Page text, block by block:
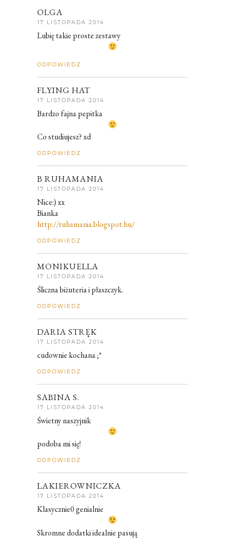
OLGA
17 LISTOPADA 2014
Lubię takie proste zestawy
ODPOWIEDZ
FLYING HAT
17 LISTOPADA 2014
Bardzo fajna pepitka
Co studiujesz? xd
ODPOWIEDZ
B RUHAMANIA
17 LISTOPADA 2014
Nice:) xx
Bianka
http://ruhamania.blogspot.hu/
ODPOWIEDZ
MONIKUELLA
17 LISTOPADA 2014
Śliczna biżuteria i płaszczyk.
ODPOWIEDZ
DARIA STRĘK
17 LISTOPADA 2014
cudownie kochana ;*
ODPOWIEDZ
SABINA S.
17 LISTOPADA 2014
Świetny naszyjnik
podoba mi się!
ODPOWIEDZ
LAKIEROWNICZKA
17 LISTOPADA 2014
Klasycznie0 genialnie
Skromne dodatki idealnie pasują